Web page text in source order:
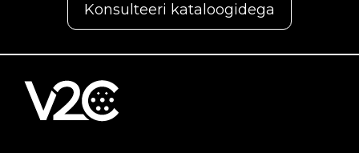
Konsulteeri kataloogidega